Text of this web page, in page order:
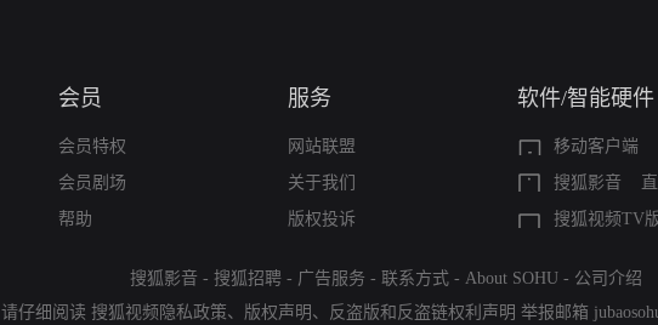
会员
会员特权
会员剧场
帮助
服务
网站联盟
关于我们
版权投诉
软件/智能硬件
移动客户端
搜狐影音
搜狐视频TV
搜狐影音 - 搜狐招聘 - 广告服务 - 联系方式 - About SOHU - 公司介绍
请仔细阅读 搜狐视频隐私政策、 版权声明 、 反盗版和反盗链权利声明 举报邮箱